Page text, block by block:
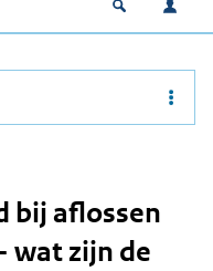
Open
bij aflossen
wat zijn de